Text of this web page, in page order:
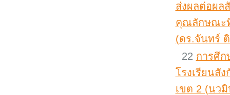
ส่งผลต่อผล
คุณลักษณะ
(ดร.จันทร์
22 การศึก
โรงเรียนสั
เขต 2 (นว